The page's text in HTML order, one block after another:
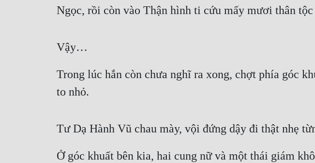
Ngọc, rồi còn vào Thận hình ti cứu mấy mươi thân
Vậy…
Trong lúc hắn còn chưa nghĩ ra xong, chợt phía góc
to nhỏ.
Tư Dạ Hành Vũ chau mày, vội đứng dậy đi thật nhẹ
Ở góc khuất bên kia, hai cung nữ và một thái giám